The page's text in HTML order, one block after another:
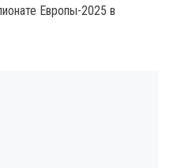
Европы-2025 в